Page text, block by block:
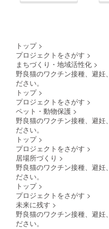
トップ >
プロジェクトをさがす >
まちづくり・地域活性化 >
野良猫のワクチン接種、避妊
ださい。
トップ >
プロジェクトをさがす >
ペット・動物保護 >
野良猫のワクチン接種、避妊
ださい。
トップ >
プロジェクトをさがす >
居場所づくり >
野良猫のワクチン接種、避妊
ださい。
トップ >
プロジェクトをさがす >
未来に残す >
野良猫のワクチン接種、避妊
ださい。